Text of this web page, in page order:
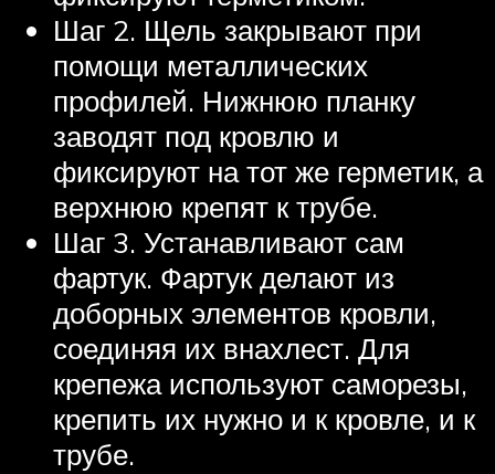
Шаг 2. Щель закрывают при
помощи металлических
профилей. Нижнюю планку
заводят под кровлю и
фиксируют на тот же герметик, а
верхнюю крепят к трубе.
Шаг 3. Устанавливают сам
фартук. Фартук делают из
доборных элементов кровли,
соединяя их внахлест. Для
крепежа используют саморезы,
крепить их нужно и к кровле, и к
трубе.